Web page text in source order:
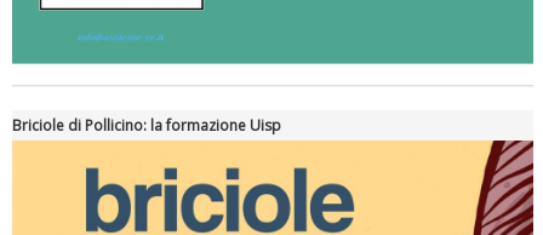
Briciole di Pollicino: la formazione Uisp